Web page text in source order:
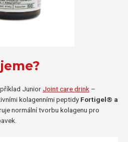
Junior Joint care drink –
kolagenními peptidyFortigel® a
normální tvorbu kolagenu pro